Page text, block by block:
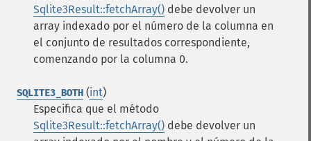
Sqlite3Result::fetchArray() debe devolver un
array indexado por el número de la columna en
el conjunto de resultados correspondiente,
comenzando por la columna 0.
SQLITE3_BOTH (int)
Especifica que el método
Sqlite3Result::fetchArray() debe devolver un